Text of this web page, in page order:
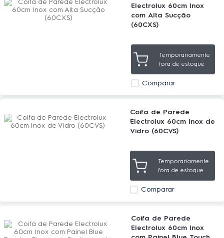
Electrolux 60cm Inox
com Alta Sucção
(60CXS)
Temporariamente
fora de estoque
Comparar
Coifa de Parede
Electrolux 60cm Inox de
Vidro (60CVS)
Temporariamente
fora de estoque
Comparar
Coifa de Parede
Electrolux 60cm Inox